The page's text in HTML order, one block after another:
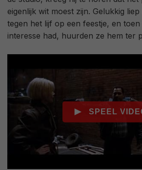
eigenlijk wit moest zijn. Gelukkig
tegen het lijf op een feestje, en
interesse had, huurden ze hem ter